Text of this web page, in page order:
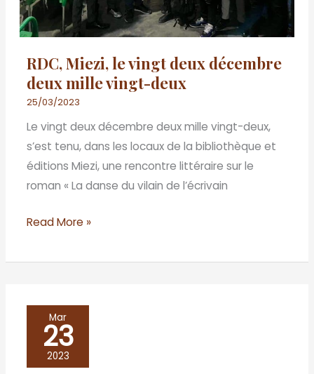
RDC, Miezi, le vingt deux décembre
deux mille vingt-deux
25/03/2023
Le vingt deux décembre deux mille vingt-deux,
s’est tenu, dans les locaux de la bibliothèque et
éditions Miezi, une rencontre littéraire sur le
roman « La danse du vilain de l’écrivain
vingt-
deux
Read More »
Mar
23
2023
BENIN/
Parakou